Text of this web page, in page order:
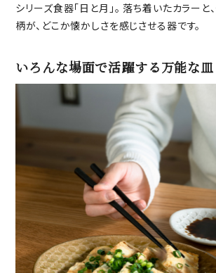
シリーズ食器「日と月」。 落ち着いたカラーと
柄が、どこか懐かしさを感じさせる器です。
いろんな場面で活躍する万能な皿